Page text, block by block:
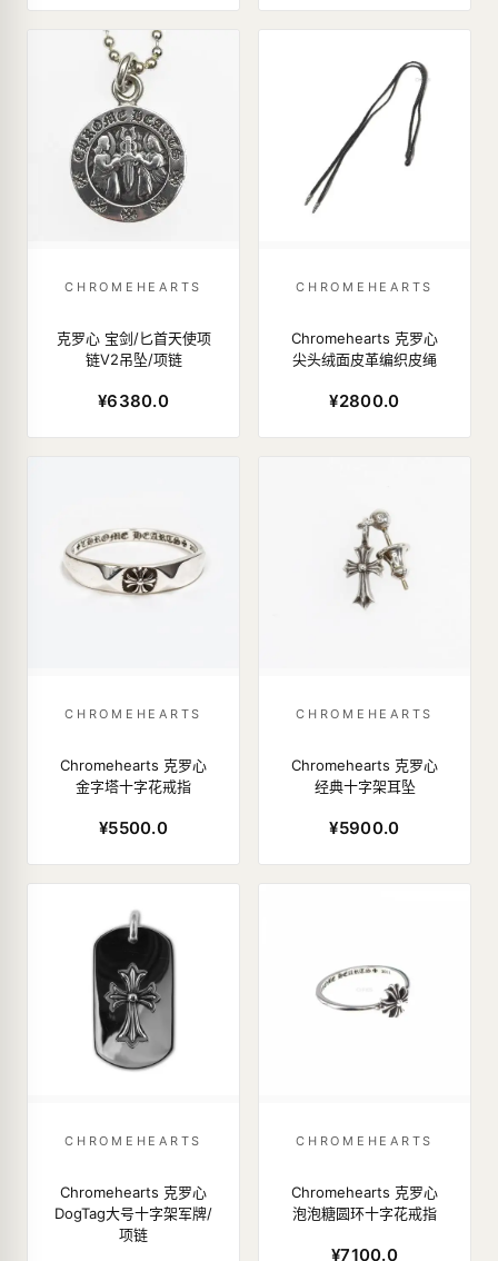
CHROMEHEARTS
克罗心 宝剑/匕首天使项
链V2吊坠/项链
¥6380.0
CHROMEHEARTS
Chromehearts 克罗心
尖头绒面皮革编织皮绳
¥2800.0
CHROMEHEARTS
Chromehearts 克罗心
金字塔十字花戒指
¥5500.0
CHROMEHEARTS
Chromehearts 克罗心
经典十字架耳坠
¥5900.0
CHROMEHEARTS
Chromehearts 克罗心
DogTag大号十字架军牌/
项链
CHROMEHEARTS
Chromehearts 克罗心
泡泡糖圆环十字花戒指
¥7100.0